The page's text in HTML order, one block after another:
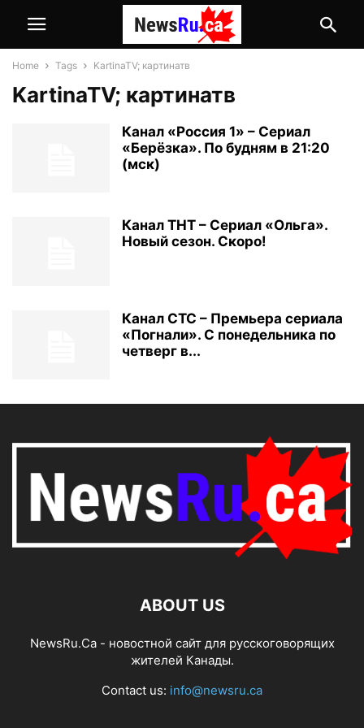
Home Tags KartinaTV; картинатв
KartinaTV; картинатв
Канал «Россия 1» – Сериал
«Берёзка». По будням в 21:20
(мск)
Канал ТНТ – Сериал «Ольга».
Новый сезон. Скоро!
Канал СТС – Премьера сериала
«Погнали». С понедельника по
четверг в...
ABOUT US
NewsRu.Ca - новостной сайт для русскоговорящих
жителей Канады.
Contact us: info@newsru.ca